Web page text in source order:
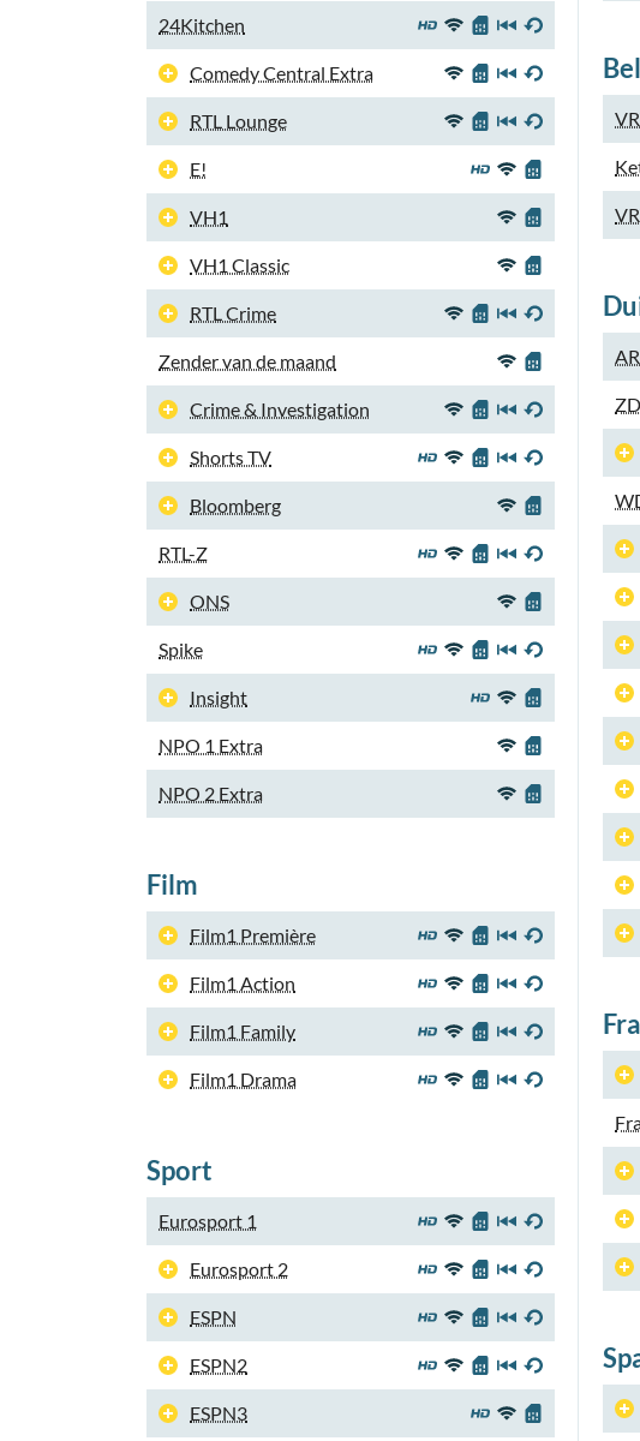
24Kitchen
Comedy Central Extra
RTL Lounge
E!
VH1
VH1 Classic
RTL Crime
Zender van de maand
Crime & Investigation
Shorts TV
Bloomberg
RTL-Z
ONS
Spike
Insight
NPO 1 Extra
NPO 2 Extra
Film
Film1 Première
Film1 Action
Film1 Family
Film1 Drama
Sport
Eurosport 1
Eurosport 2
ESPN
ESPN2
ESPN3